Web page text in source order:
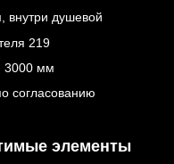
внутри душевой
219
3000 мм
согласованию
элементы